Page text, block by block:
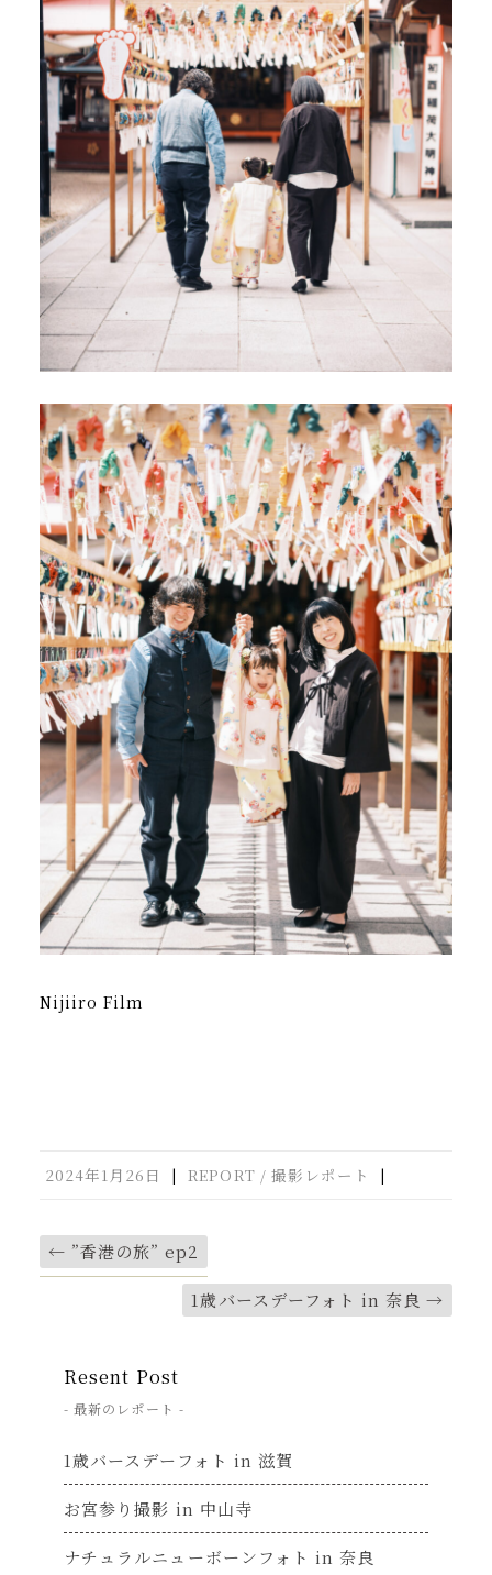
Nijiiro Film
2024年1月26日 | REPORT / 撮影レポート |
← ”香港の旅” ep2
1歳バースデーフォト in 奈良→
Resent Post
- 最新のレポート -
1歳バースデーフォト in 滋賀
お宮参り撮影 in 中山寺
ナチュラルニューボーンフォト in 奈良